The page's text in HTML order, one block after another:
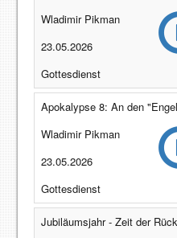
Wladimir Pikman
23.05.2026
Gottesdienst
Wladimir Pikman
23.05.2026
Gottesdienst